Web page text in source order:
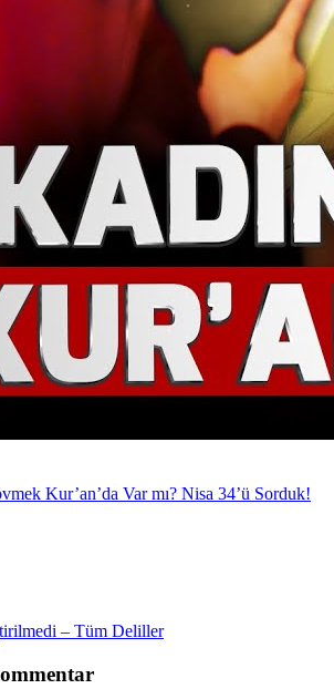
Kur’an’da Var mı? Nisa 34’ü Sorduk!
– Tüm Deliller